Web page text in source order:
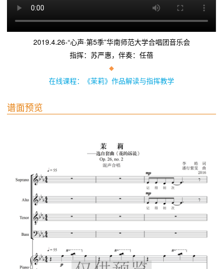
2019.4.26-“心声·第5季”华南师范大学合唱团音乐会
指挥：苏严惠，伴奏：任蓓
◆
在线课程：《茉莉》作品解读与指挥教学
谱面预览